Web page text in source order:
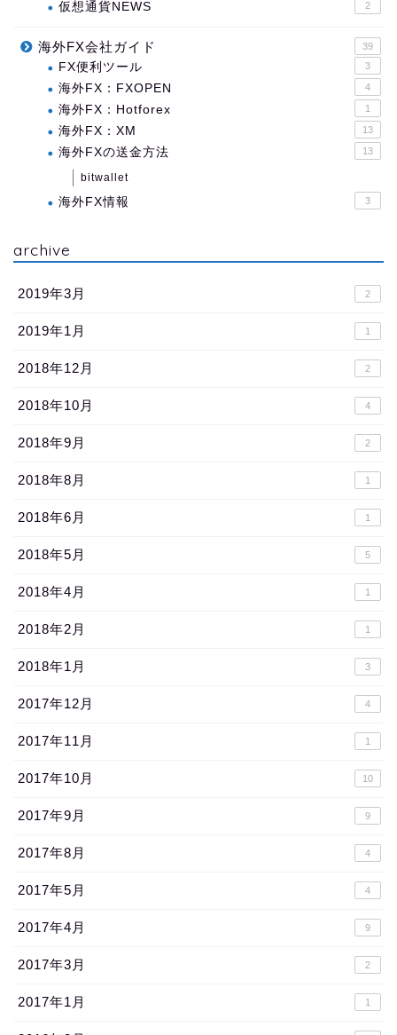
仮想通貨NEWS 2
海外FX会社ガイド 39
FX便利ツール 3
海外FX：FXOPEN 4
海外FX：Hotforex 1
海外FX：XM 13
海外FXの送金方法 13
bitwallet
海外FX情報 3
archive
2019年3月 2
2019年1月 1
2018年12月 2
2018年10月 4
2018年9月 2
2018年8月 1
2018年6月 1
2018年5月 5
2018年4月 1
2018年2月 1
2018年1月 3
2017年12月 4
2017年11月 1
2017年10月 10
2017年9月 9
2017年8月 4
2017年5月 4
2017年4月 9
2017年3月 2
2017年1月 1